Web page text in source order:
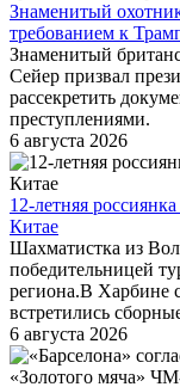
Знаменитый
требованием к
Знаменитый
Сейер призвал
рассекретить
преступлениями.
6 августа 2026
12-летняя
Китае
Шахматистка из
победительницей
региона.В Харбине
встретились
6 августа 2026